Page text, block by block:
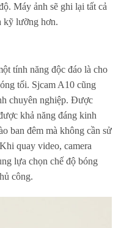
Máy ảnh sẽ ghi lại tất cả
kỹ lưỡng hơn.
tính năng độc đáo là cho
tối. Sjcam A10 cũng
chuyên nghiệp. Được
khả năng đáng kinh
ban đêm mà không cần sử
quay video, camera
lựa chọn chế độ bóng
công.